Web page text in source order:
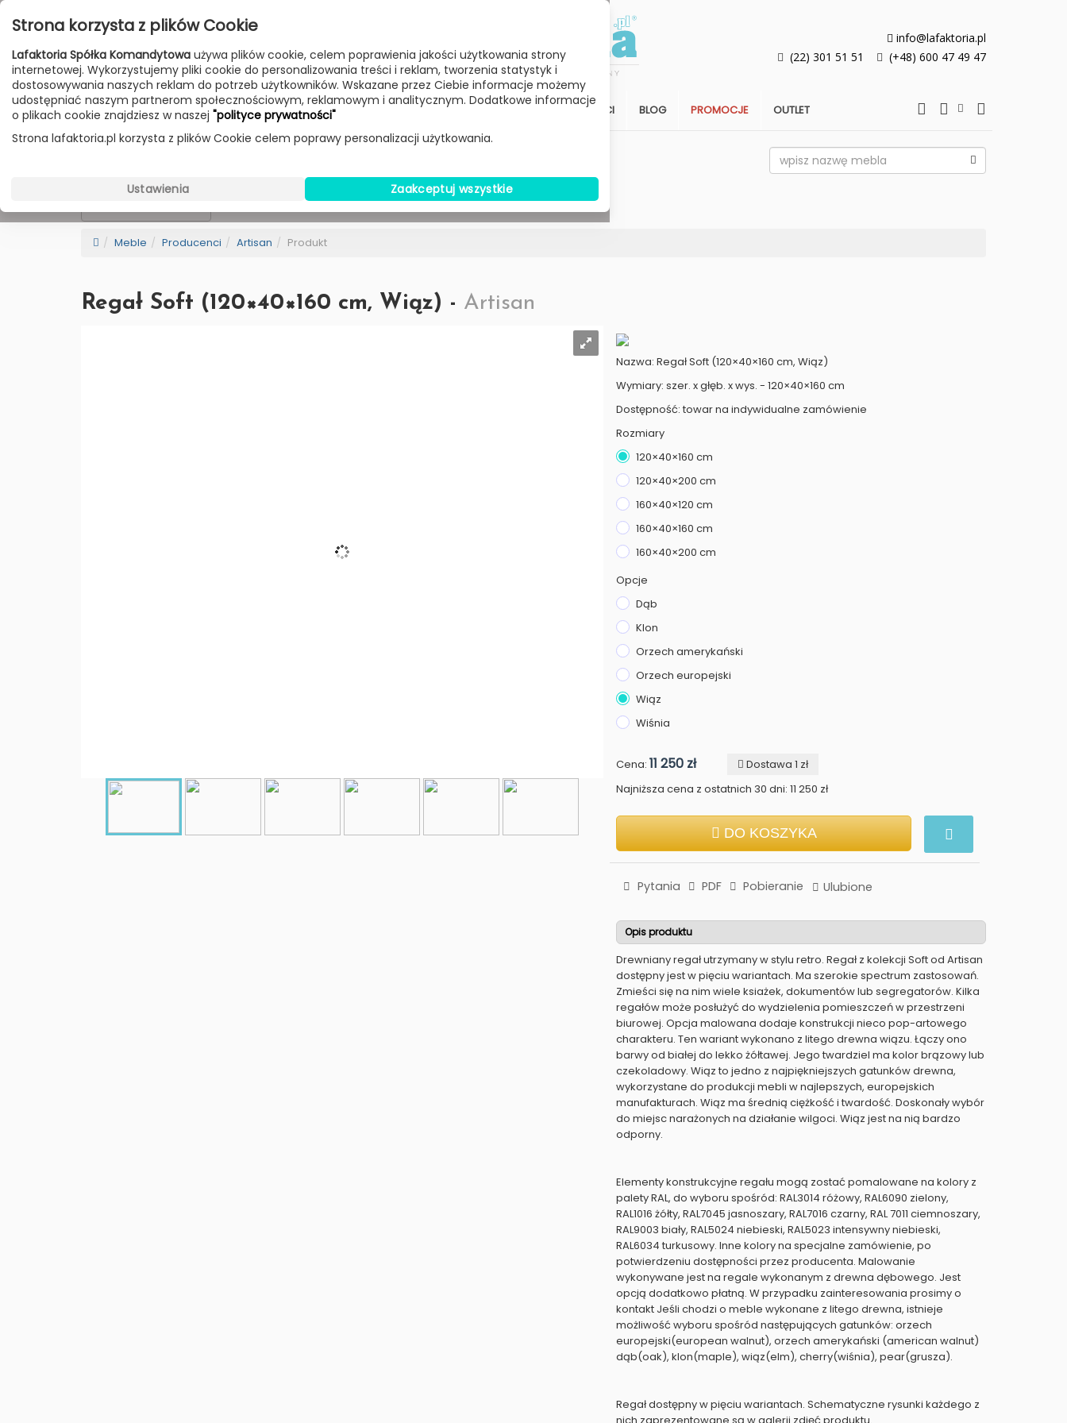
Przejdź do treści
Poniedziałek - Piątek 10:00-18:00
Sobota 10:00-14:00
info@lafaktoria.pl
(22) 301 51 51
(+48) 600 47 49 47
HOME LAMPY MEBLE DODATKI STREFA KLIENTA ARCHITEKCI BLOG PROMOCJE OUTLET
BESTSELLER W MAGAZYNIE
Meble Producenci Artisan Produkt
Regał Soft (120×40×160 cm, Wiąz) - Artisan
Nazwa: Regał Soft (120×40×160 cm, Wiąz)
Wymiary: szer. x głęb. x wys. - 120×40×160 cm
Dostępność: towar na indywidualne zamówienie
Rozmiary
120×40×160 cm
120×40×200 cm
160×40×120 cm
160×40×160 cm
160×40×200 cm
Opcje
Dąb
Klon
Orzech amerykański
Orzech europejski
Wiąz
Wiśnia
Cena:11 250 zł
Dostawa 1 zł
Najniższa cena z ostatnich 30 dni: 11 250 zł
DO KOSZYKA
Pytania PDF Pobieranie Ulubione
Opis produktu
Drewniany regał utrzymany w stylu retro. Regał z kolekcji Soft od Artisan
dostępny jest w pięciu wariantach. Ma szerokie spectrum zastosowań.
Zmieści się na nim wiele ksiażek, dokumentów lub segregatorów. Kilka
regałów może posłużyć do wydzielenia pomieszczeń w przestrzeni
biurowej. Opcja malowana dodaje konstrukcji nieco pop-artowego
charakteru. Ten wariant wykonano z litego drewna wiązu. Łączy ono
barwy od białej do lekko żółtawej. Jego twardziel ma kolor brązowy lub
czekoladowy. Wiąz to jedno z najpiękniejszych gatunków drewna,
wykorzystane do produkcji mebli w najlepszych, europejskich
manufakturach. Wiąz ma średnią ciężkość i twardość. Doskonały wybór
do miejsc narażonych na działanie wilgoci. Wiąz jest na nią bardzo
odporny.
Elementy konstrukcyjne regału mogą zostać pomalowane na kolory z
palety RAL, do wyboru spośród: RAL3014 różowy, RAL6090 zielony,
RAL1016 żółty, RAL7045 jasnoszary, RAL7016 czarny, RAL 7011 ciemnoszary,
RAL9003 biały, RAL5024 niebieski, RAL5023 intensywny niebieski,
RAL6034 turkusowy. Inne kolory na specjalne zamówienie, po
potwierdzeniu dostępności przez producenta. Malowanie
wykonywane jest na regale wykonanym z drewna dębowego. Jest
opcją dodatkowo płatną. W przypadku zainteresowania prosimy o
kontakt Jeśli chodzi o meble wykonane z litego drewna, istnieje
możliwość wyboru spośród następujących gatunków: orzech
europejski(european walnut), orzech amerykański (american walnut)
dąb(oak), klon(maple), wiąz(elm), cherry(wiśnia), pear(grusza).
Regał dostępny w pięciu wariantach. Schematyczne rysunki każdego z
Strona korzysta z plików Cookie
Lafaktoria Spółka Komandytowa używa plików cookie, celem poprawienia jakości użytkowania strony
internetowej. Wykorzystujemy pliki cookie do personalizowania treści i reklam, tworzenia statystyk i
dostosowywania naszych reklam do potrzeb użytkowników. Wskazane przez Ciebie informacje możemy
udostępniać naszym partnerom społecznościowym, reklamowym i analitycznym. Dodatkowe informacje
o plikach cookie znajdziesz w naszej "polityce prywatności"
Strona lafaktoria.pl korzysta z plików Cookie celem poprawy personalizacji użytkowania.
Zaakceptuj wszystkie
Ustawienia